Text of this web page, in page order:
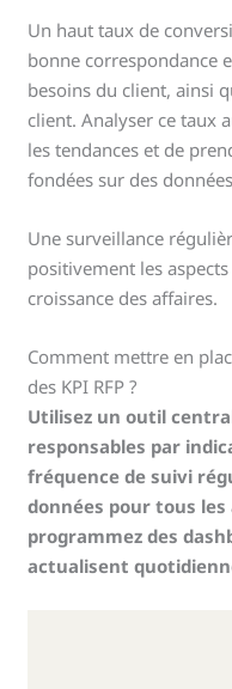
Un haut taux de
bonne correspondance
besoins du client, ainsi
client. Analyser ce taux
les tendances et de
fondées sur des
Une surveillance
positivement les
croissance des affaires.
Comment mettre en
des KPI RFP ?
Utilisez un outil
responsables par
fréquence de suivi
données pour tous
programmez des
actualisent